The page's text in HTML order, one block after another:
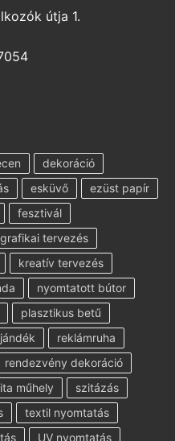
útja 1.
dekoráció
esküvő
ezüst papír
fesztivál
grafikai tervezés
kreatív tervezés
nyomtatott bútor
plasztikus betű
reklámruha
rendezvény dekoráció
műhely
szitázás
textil nyomtatás
UV nyomtatás